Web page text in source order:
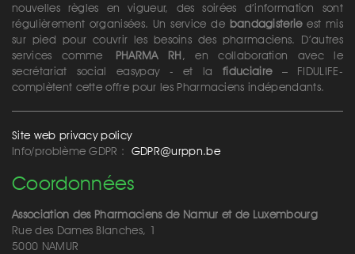
nouvelles règles en vigueur, des soirées d’information sont
régulièrement organisées. Un service de bandagisterieest mis
sur pied pour couvrir les besoins des pharmaciens. D’autres
services comme PHARMA RH, en collaboration avec le
secrétariat social easypay - et lafiduciaire– FIDULIFE-
complètent cette offre pour les Pharmaciens indépendants.
Site web privacy policy
Info/problème GDPR : GDPR@urppn.be
Coordonnées
Association des Pharmaciens de Namur et de Luxembourg
Rue des Dames Blanches, 1
5000 NAMUR